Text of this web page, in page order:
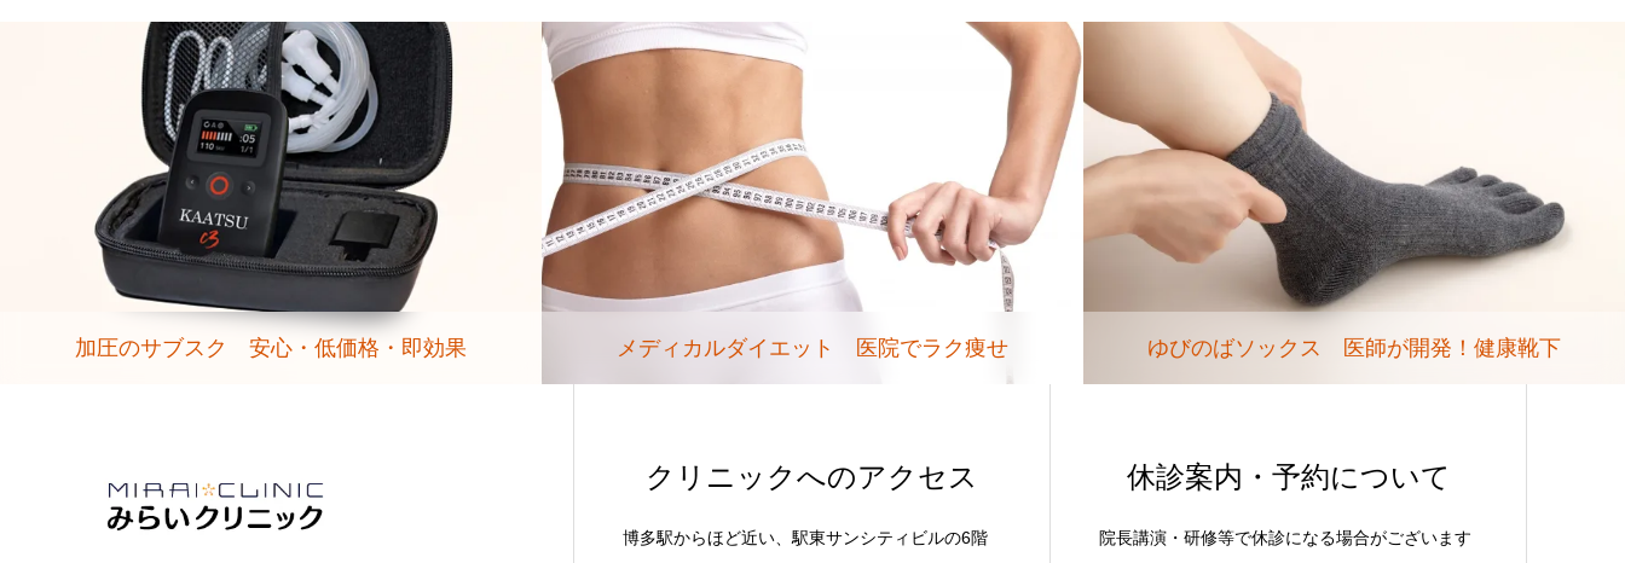
加圧のサブスク 安心・低価格・即効果 メディカルダイエット 医院でラク痩せ ゆびのばソックス 医師が開発！健康靴下
クリニックへのアクセス
博多駅からほど近い、駅東サンシティビルの6階
休診案内・予約について
院長講演・研修等で休診になる場合がございます